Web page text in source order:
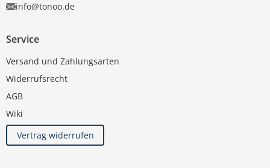
info@tonoo.de
Service
Versand und Zahlungsarten
Widerrufsrecht
AGB
Wiki
Vertrag widerrufen